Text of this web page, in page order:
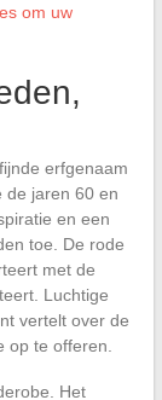
om uw
erfgenaam
jaren 60 en
en een
toe. De rode
met de
Luchtige
vertelt over de
op te offeren.
Het